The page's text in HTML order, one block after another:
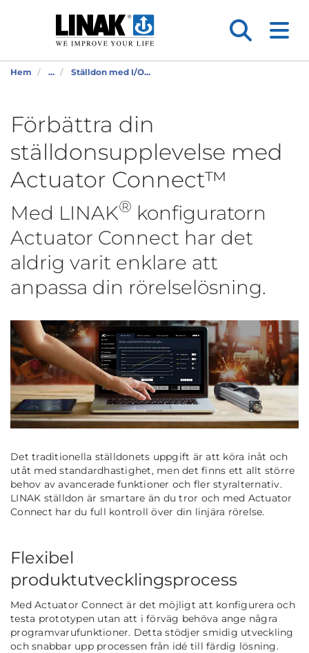
Hem ... Ställdon med I/O...
Förbättra din
ställdonsupplevelse med
Actuator Connect™
Med LINAK® konfiguratorn
Actuator Connect har det
aldrig varit enklare att
anpassa din rörelselösning.
Det traditionella ställdonets uppgift är att köra inåt och
utåt med standardhastighet, men det finns ett allt större
behov av avancerade funktioner och fler styralternativ.
LINAK ställdon är smartare än du tror och med Actuator
Connect har du full kontroll över din linjära rörelse.
Flexibel
produktutvecklingsprocess
Med Actuator Connect är det möjligt att konfigurera och
testa prototypen utan att i förväg behöva ange några
programvarufunktioner. Detta stödjer smidig utveckling
och snabbar upp processen från idé till färdig lösning.